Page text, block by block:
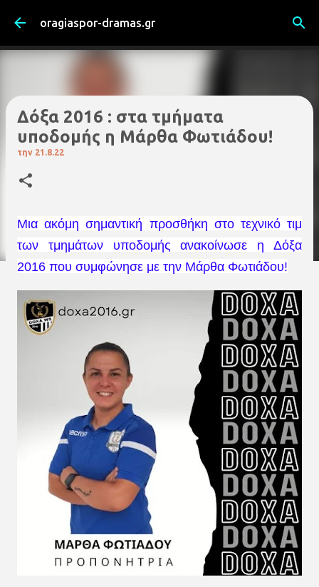
Μετάβαση στο κύριο περιεχόμενο
oragiaspor-dramas.gr
Δόξα 2016 : στα τμήματα
υποδομής η Μάρθα Φωτιάδου!
την 21.8.22
Mια ακόμη σημαντική προσθήκη στο τεχνικό τιμ
των τμημάτων υποδομής ανακοίνωσε η Δόξα
2016 που συμφώνησε με την Μάρθα Φωτιάδου!